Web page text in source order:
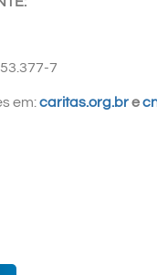
7
em:caritas.org.bre